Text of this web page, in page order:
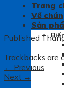
Trang
Về
Sản
Published
Trackbacks are
← Previous
Next →